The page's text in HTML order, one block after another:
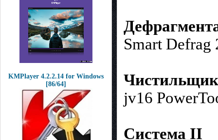
KMPlayer 4.2.2.14 for Windows
[86/64]
Smart Defrag
jv16
Система II